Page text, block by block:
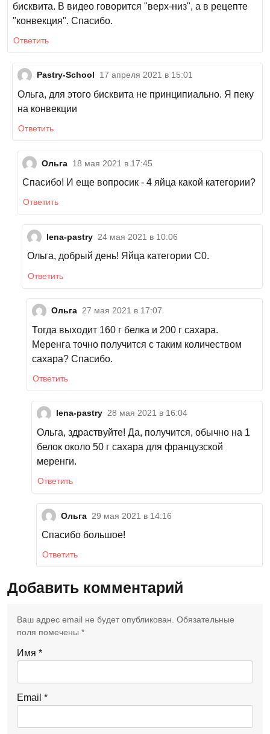
бисквита. В видео говорится "верх-низ", а в рецепте
"конвекция". Спасибо.
Ответить
Pastry-School 17 апреля 2021 в 15:01
Ольга, для этого бисквита не принципиально. Я пеку
на конвекции
Ответить
Ольга 18 мая 2021 в 17:45
Спасибо! И еще вопросик - 4 яйца какой категории?
Ответить
lena-pastry 24 мая 2021 в 10:06
Ольга, добрый день! Яйца категории С0.
Ответить
Ольга 27 мая 2021 в 17:07
Тогда выходит 160 г белка и 200 г сахара.
Меренга точно получится с таким количеством
сахара? Спасибо.
Ответить
lena-pastry 28 мая 2021 в 16:04
Ольга, здраствуйте! Да, получится, обычно на 1
белок около 50 г сахара для французской
меренги.
Ответить
Ольга 29 мая 2021 в 14:16
Спасибо большое!
Ответить
Добавить комментарий
Ваш адрес email не будет опубликован. Обязательные
поля помечены *
Имя *
Email *